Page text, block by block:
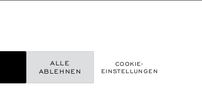
COOKIE-
EINSTELLUNGEN
ALLE
ABLEHNEN